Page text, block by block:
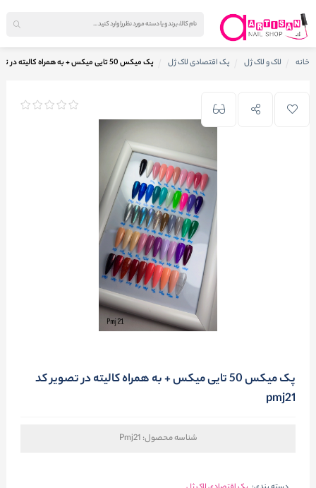
خانه لاک و لاک ژل پک اقتصادی لاک ژل پک میکس 50 تایی میکس + به همراه کالیته در تصویر کد pmj21
پک میکس 50 تایی میکس + به همراه کالیته در تصویر کد
pmj21
شناسه محصول: Pmj21